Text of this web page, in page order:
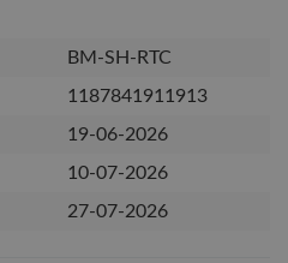
BM-SH-RTC
1187841911913
19-06-2026
10-07-2026
27-07-2026